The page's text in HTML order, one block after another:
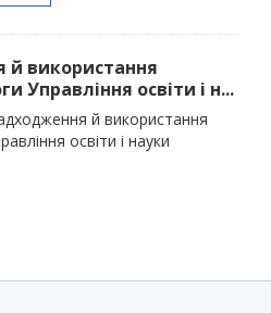
й використання
Управління освіти і н...
й використання
освіти і науки